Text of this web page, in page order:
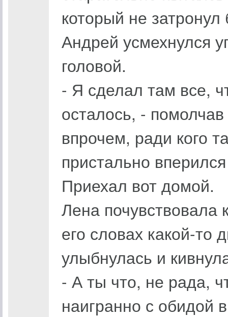
который не
Андрей усмехнулся
головой.
- Я сделал там все,
осталось, -
впрочем, ради кого
пристально
Приехал вот домой.
Лена почувствовала
его словах какой-то
улыбнулась и
- А ты что, не рада,
наигранно с обидой